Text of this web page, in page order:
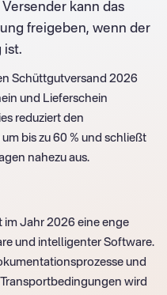
kann das
freigeben, wenn der
ist.
Schüttgutversand 2026
und Lieferschein
reduziert den
bis zu 60 % und schließt
nahezu aus.
im Jahr 2026 eine enge
und intelligenter Software.
und
wird